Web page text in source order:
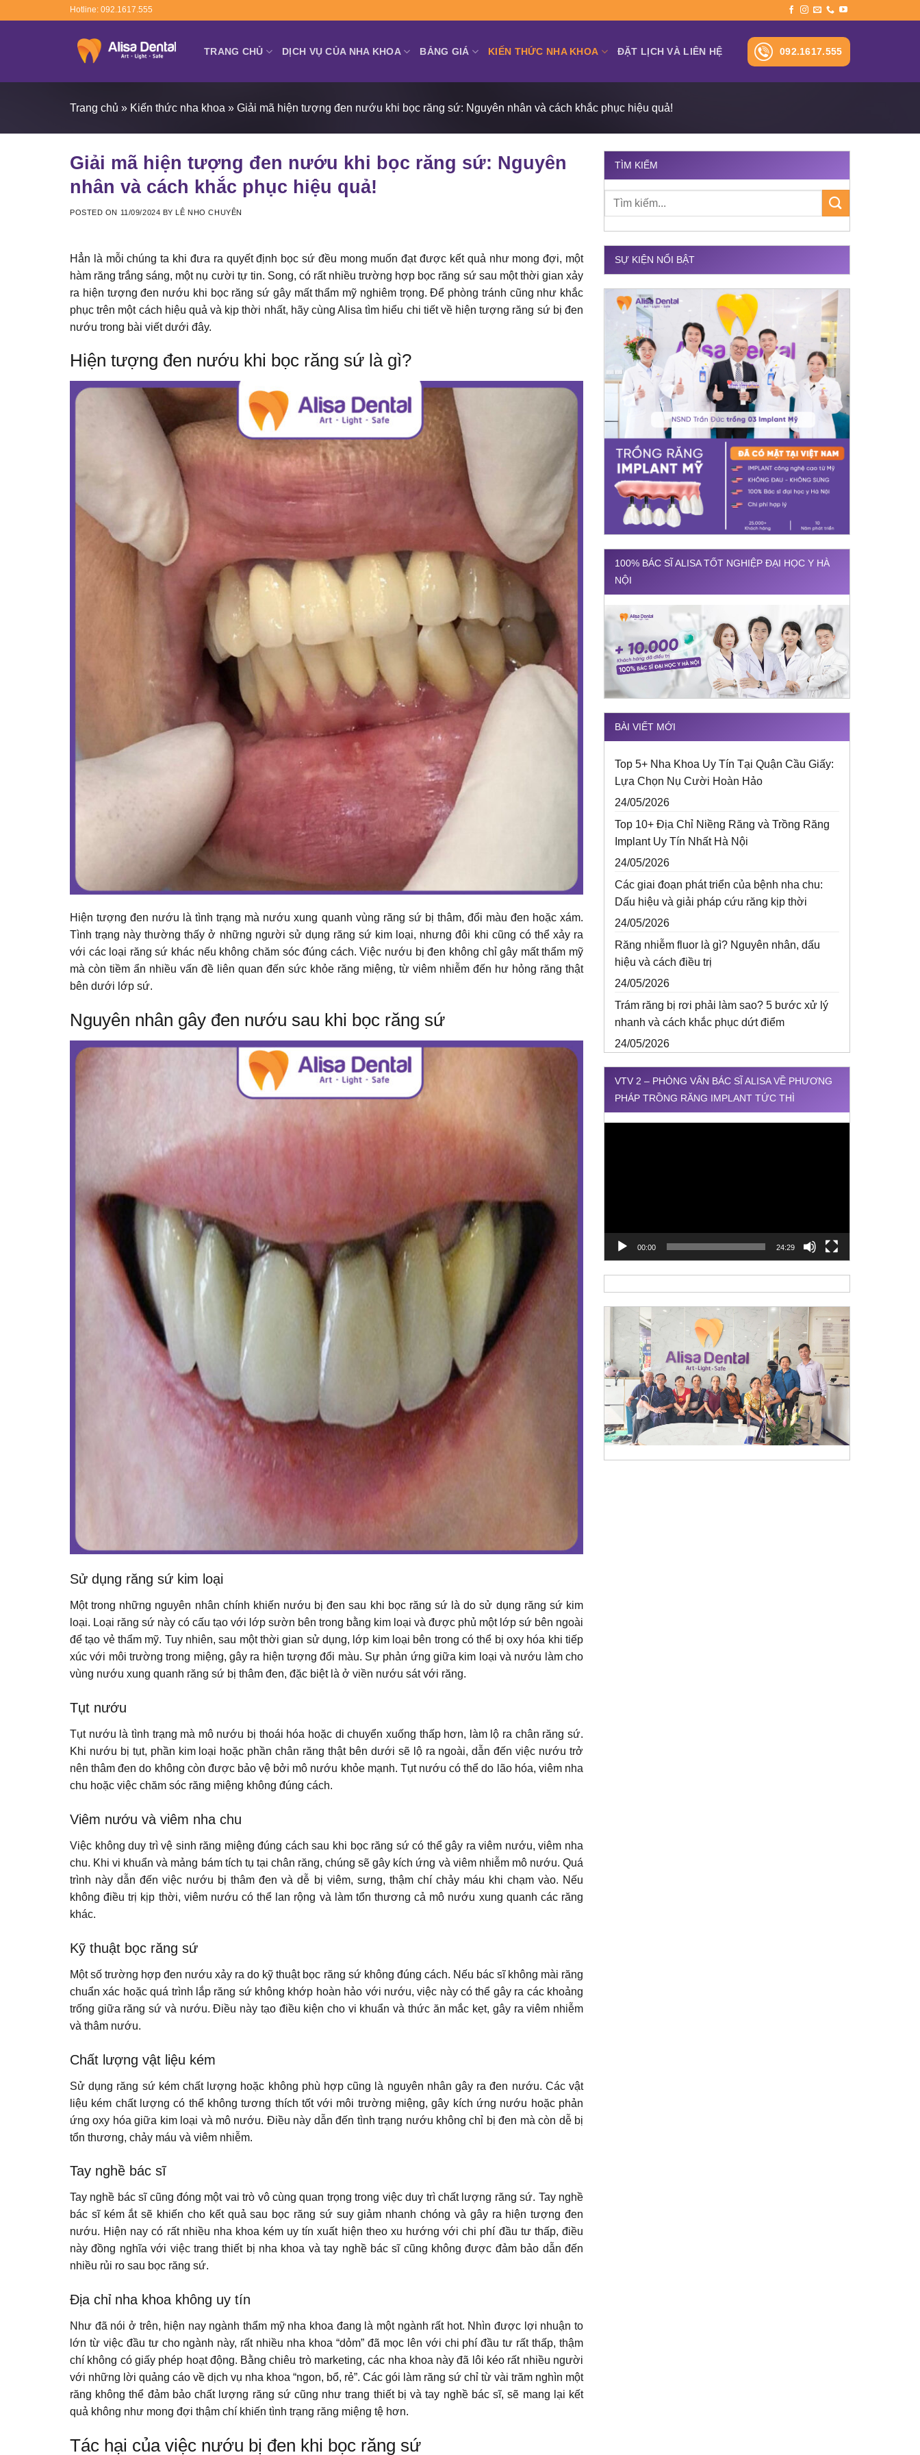
Hotline: 092.1617.555
TRANG CHỦ DỊCH VỤ CỦA NHA KHOA BẢNG GIÁ KIẾN THỨC NHA KHOA ĐẶT LỊCH VÀ LIÊN HỆ 092.1617.555
Trang chủ » Kiến thức nha khoa » Giải mã hiện tượng đen nướu khi bọc răng sứ: Nguyên nhân và cách khắc phục hiệu quả!
Giải mã hiện tượng đen nướu khi bọc răng sứ: Nguyên
nhân và cách khắc phục hiệu quả!
POSTED ON 11/09/2024 BY LÊ NHO CHUYÊN
Hẳn là mỗi chúng ta khi đưa ra quyết định bọc sứ đều mong muốn đạt được kết quả như mong đợi, một
hàm răng trắng sáng, một nụ cười tự tin. Song, có rất nhiều trường hợp bọc răng sứ sau một thời gian xảy
ra hiện tượng đen nướu khi bọc răng sứ gây mất thẩm mỹ nghiêm trọng. Để phòng tránh cũng như khắc
phục trên một cách hiệu quả và kịp thời nhất, hãy cùng Alisa tìm hiểu chi tiết về hiện tượng răng sứ bị đen
nướu trong bài viết dưới đây.
Hiện tượng đen nướu khi bọc răng sứ là gì?
Hiện tượng đen nướu là tình trạng mà nướu xung quanh vùng răng sứ bị thâm, đổi màu đen hoặc xám.
Tình trạng này thường thấy ở những người sử dụng răng sứ kim loại, nhưng đôi khi cũng có thể xảy ra
với các loại răng sứ khác nếu không chăm sóc đúng cách. Việc nướu bị đen không chỉ gây mất thẩm mỹ
mà còn tiềm ẩn nhiều vấn đề liên quan đến sức khỏe răng miệng, từ viêm nhiễm đến hư hỏng răng thật
bên dưới lớp sứ.
Nguyên nhân gây đen nướu sau khi bọc răng sứ
Sử dụng răng sứ kim loại
Một trong những nguyên nhân chính khiến nướu bị đen sau khi bọc răng sứ là do sử dụng răng sứ kim
loại. Loại răng sứ này có cấu tạo với lớp sườn bên trong bằng kim loại và được phủ một lớp sứ bên ngoài
để tạo vẻ thẩm mỹ. Tuy nhiên, sau một thời gian sử dụng, lớp kim loại bên trong có thể bị oxy hóa khi tiếp
xúc với môi trường trong miệng, gây ra hiện tượng đổi màu. Sự phản ứng giữa kim loại và nướu làm cho
vùng nướu xung quanh răng sứ bị thâm đen, đặc biệt là ở viền nướu sát với răng.
Tụt nướu
Tụt nướu là tình trạng mà mô nướu bị thoái hóa hoặc di chuyển xuống thấp hơn, làm lộ ra chân răng sứ.
Khi nướu bị tụt, phần kim loại hoặc phần chân răng thật bên dưới sẽ lộ ra ngoài, dẫn đến việc nướu trở
nên thâm đen do không còn được bảo vệ bởi mô nướu khỏe mạnh. Tụt nướu có thể do lão hóa, viêm nha
chu hoặc việc chăm sóc răng miệng không đúng cách.
Viêm nướu và viêm nha chu
Việc không duy trì vệ sinh răng miệng đúng cách sau khi bọc răng sứ có thể gây ra viêm nướu, viêm nha
chu. Khi vi khuẩn và mảng bám tích tụ tại chân răng, chúng sẽ gây kích ứng và viêm nhiễm mô nướu. Quá
trình này dẫn đến việc nướu bị thâm đen và dễ bị viêm, sưng, thậm chí chảy máu khi chạm vào. Nếu
không điều trị kịp thời, viêm nướu có thể lan rộng và làm tổn thương cả mô nướu xung quanh các răng
khác.
Kỹ thuật bọc răng sứ
Một số trường hợp đen nướu xảy ra do kỹ thuật bọc răng sứ không đúng cách. Nếu bác sĩ không mài răng
chuẩn xác hoặc quá trình lắp răng sứ không khớp hoàn hảo với nướu, việc này có thể gây ra các khoảng
trống giữa răng sứ và nướu. Điều này tạo điều kiện cho vi khuẩn và thức ăn mắc kẹt, gây ra viêm nhiễm
và thâm nướu.
Chất lượng vật liệu kém
Sử dụng răng sứ kém chất lượng hoặc không phù hợp cũng là nguyên nhân gây ra đen nướu. Các vật
liệu kém chất lượng có thể không tương thích tốt với môi trường miệng, gây kích ứng nướu hoặc phản
ứng oxy hóa giữa kim loại và mô nướu. Điều này dẫn đến tình trạng nướu không chỉ bị đen mà còn dễ bị
tổn thương, chảy máu và viêm nhiễm.
Tay nghề bác sĩ
Tay nghề bác sĩ cũng đóng một vai trò vô cùng quan trọng trong việc duy trì chất lượng răng sứ. Tay nghề
bác sĩ kém ắt sẽ khiến cho kết quả sau bọc răng sứ suy giảm nhanh chóng và gây ra hiện tượng đen
nướu. Hiện nay có rất nhiều nha khoa kém uy tín xuất hiện theo xu hướng với chi phí đầu tư thấp, điều
này đồng nghĩa với việc trang thiết bị nha khoa và tay nghề bác sĩ cũng không được đảm bảo dẫn đến
nhiều rủi ro sau bọc răng sứ.
Địa chỉ nha khoa không uy tín
Như đã nói ở trên, hiện nay ngành thẩm mỹ nha khoa đang là một ngành rất hot. Nhìn được lợi nhuận to
lớn từ việc đầu tư cho ngành này, rất nhiều nha khoa “dỏm” đã mọc lên với chi phí đầu tư rất thấp, thậm
chí không có giấy phép hoạt động. Bằng chiêu trò marketing, các nha khoa này đã lôi kéo rất nhiều người
với những lời quảng cáo về dịch vụ nha khoa “ngon, bổ, rẻ”. Các gói làm răng sứ chỉ từ vài trăm nghìn một
răng không thể đảm bảo chất lượng răng sứ cũng như trang thiết bị và tay nghề bác sĩ, sẽ mang lại kết
quả không như mong đợi thậm chí khiến tình trạng răng miệng tệ hơn.
Tác hại của việc nướu bị đen khi bọc răng sứ
TÌM KIẾM
SỰ KIỆN NỔI BẬT
100% BÁC SĨ ALISA TỐT NGHIỆP ĐẠI HỌC Y HÀ
NỘI
BÀI VIẾT MỚI
Top 5+ Nha Khoa Uy Tín Tại Quận Cầu Giấy:
Lựa Chọn Nụ Cười Hoàn Hảo
24/05/2026
Top 10+ Địa Chỉ Niềng Răng và Trồng Răng
Implant Uy Tín Nhất Hà Nội
24/05/2026
Các giai đoạn phát triển của bệnh nha chu:
Dấu hiệu và giải pháp cứu răng kịp thời
24/05/2026
Răng nhiễm fluor là gì? Nguyên nhân, dấu
hiệu và cách điều trị
24/05/2026
Trám răng bị rơi phải làm sao? 5 bước xử lý
nhanh và cách khắc phục dứt điểm
24/05/2026
VTV 2 – PHỎNG VẤN BÁC SĨ ALISA VỀ PHƯƠNG
PHÁP TRỒNG RĂNG IMPLANT TỨC THÌ
00:00 24:29